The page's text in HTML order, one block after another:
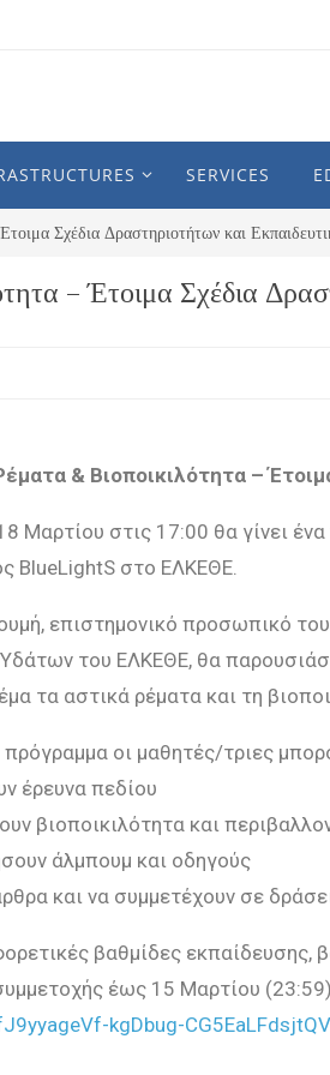
SERVICES
Σχέδια Δραστηριοτήτων και
– Έτοιμα Σχέδια
& Βιοποικιλότητα –
Μαρτίου στις 17:00 θα γίνει
BlueLightS στο ΕΛΚΕΘΕ.
επιστημονικό προσωπικό
του ΕΛΚΕΘΕ, θα
τα αστικά ρέματα και τη
οι μαθητές/τριες
έρευνα πεδίου
βιοποικιλότητα και
άλμπουμ και οδηγούς
και να συμμετέχουν σε
βαθμίδες
έως 15 Μαρτίου (23:59)
kgDbug-